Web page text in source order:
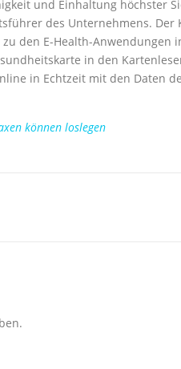
und Einhaltung höchster
des Unternehmens.
den E-Health-Anwendungen
in den
in Echtzeit mit den Daten
können loslegen